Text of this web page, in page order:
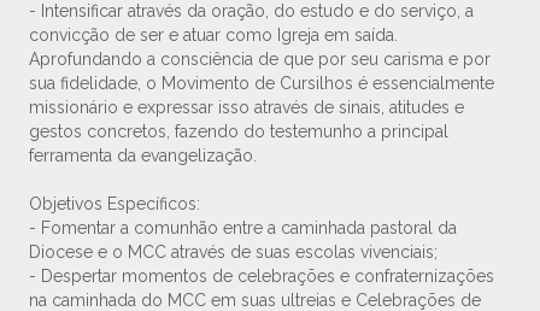
- Intensificar através da oração, do estudo e do serviço, a
convicção de ser e atuar como Igreja em saída.
Aprofundando a consciência de que por seu carisma e por
sua fidelidade, o Movimento de Cursilhos é essencialmente
missionário e expressar isso através de sinais, atitudes e
gestos concretos, fazendo do testemunho a principal
ferramenta da evangelização.
Objetivos Específicos:
- Fomentar a comunhão entre a caminhada pastoral da
Diocese e o MCC através de suas escolas vivenciais;
- Despertar momentos de celebrações e confraternizações
na caminhada do MCC em suas ultreias e Celebrações de